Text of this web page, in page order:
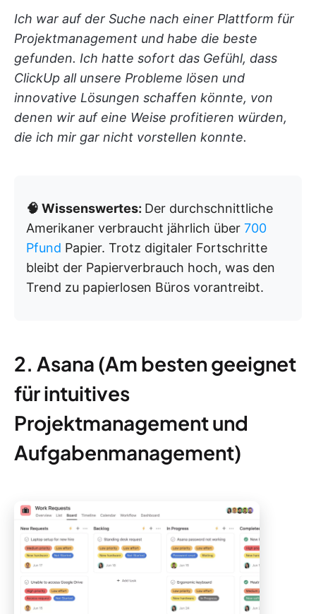
Ich war auf der Suche nach einer Plattform für
Projektmanagement und habe die beste
gefunden. Ich hatte sofort das Gefühl, dass
ClickUp all unsere Probleme lösen und
innovative Lösungen schaffen könnte, von
denen wir auf eine Weise profitieren würden,
die ich mir gar nicht vorstellen konnte.
🧠 Wissenswertes: Der durchschnittliche
Amerikaner verbraucht jährlich über 700
Pfund Papier. Trotz digitaler Fortschritte
bleibt der Papierverbrauch hoch, was den
Trend zu papierlosen Büros vorantreibt.
2. Asana (Am besten geeignet
für intuitives
Projektmanagement und
Aufgabenmanagement)